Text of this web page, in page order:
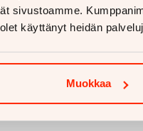
sivustoamme.
käyttänyt heidän
Muokkaa